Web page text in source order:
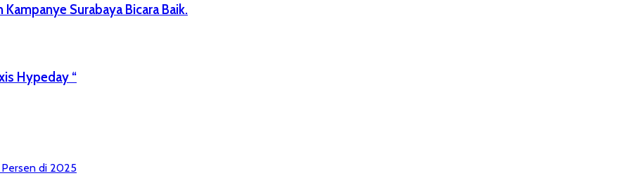
Surabaya Bicara Baik.
Hypeday “
Persen di 2025